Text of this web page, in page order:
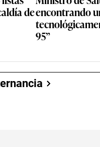
deencontrando
95”